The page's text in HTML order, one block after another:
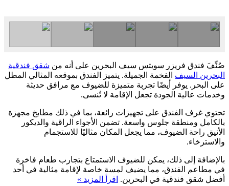
صُنِّفَ فندق فريزر سويتس سيف البحرين على أنه من شقق فندقية
البحرين السيف الفخمة الجميلة. يتميز الفندق بموقعه المثالي المطل
على البحر. يوفر أيضًا تجربة متميزة للضيوف مع مرافق حديثة
وخدمات عالية الجودة تجعل الإقامة لا تُنسى.
تحتوي غرف الفندق على تجهيزات رائعة، بما في ذلك مطابخ مجهزة
بالكامل ومنطقة جلوس واسعة. تضمن الأجواء الراقية والديكور
الأنيق راحة الضيوف، مما يجعل المكان مثاليًا للاستجمام
والاسترخاء.
بالإضافة إلى ذلك، يمكن للضيوف الاستمتاع بتجارب طعام فاخرة
في مطاعم الفندق، مما يضيف لمسة خاصة لإقامة مثالية في أحد
أفضل شقق فندقية في البحرين. اقرأ المزيد »